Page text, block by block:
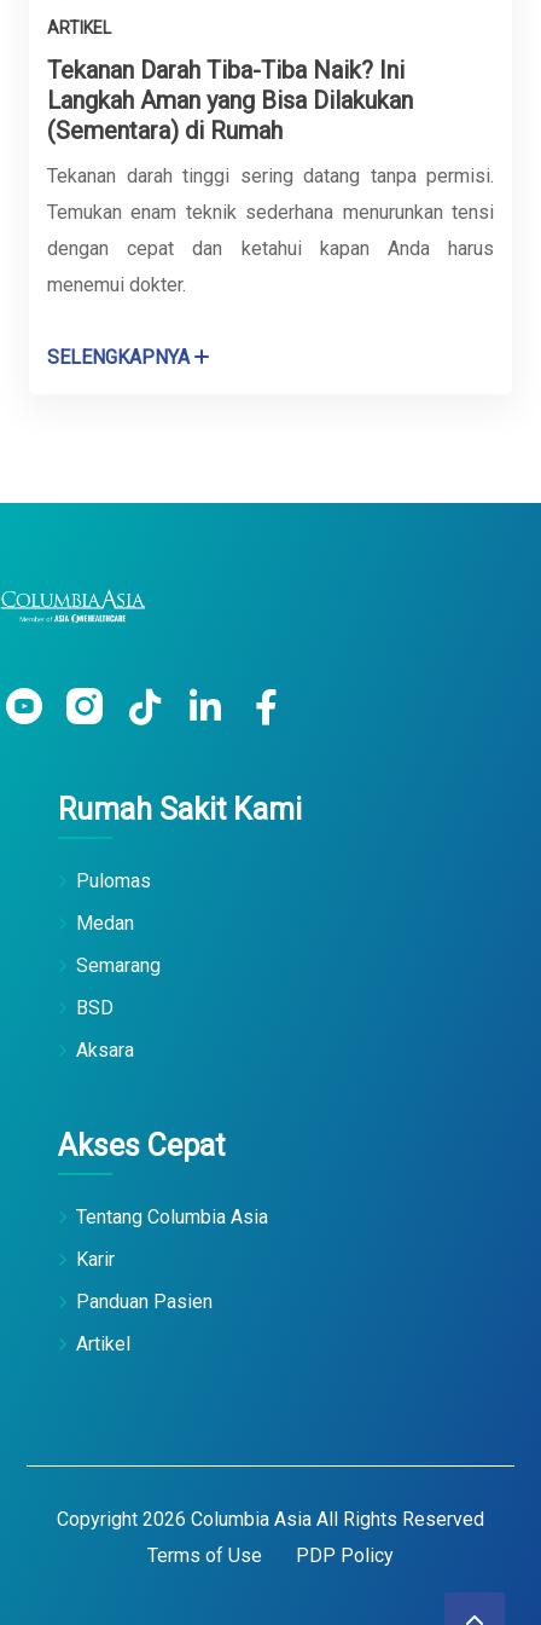
ARTIKEL
Tekanan Darah Tiba-Tiba Naik? Ini
Langkah Aman yang Bisa Dilakukan
(Sementara) di Rumah
Tekanan darah tinggi sering datang tanpa permisi.
Temukan enam teknik sederhana menurunkan tensi
dengan cepat dan ketahui kapan Anda harus
menemui dokter.
SELENGKAPNYA
Rumah Sakit Kami
Pulomas
Medan
Semarang
BSD
Aksara
Akses Cepat
Tentang Columbia Asia
Karir
Panduan Pasien
Artikel
Copyright 2026 Columbia Asia All Rights Reserved
Terms of Use
PDP Policy